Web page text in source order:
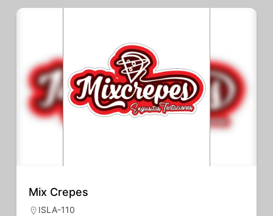
Mix Crepes
ISLA-110